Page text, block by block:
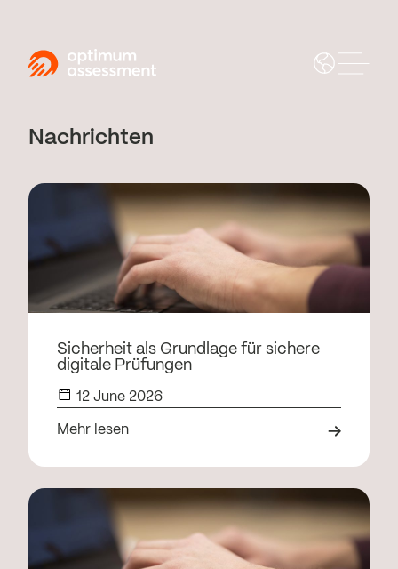
Nachrichten
Sicherheit als Grundlage für sichere
digitale Prüfungen
12 June 2026
Mehr lesen